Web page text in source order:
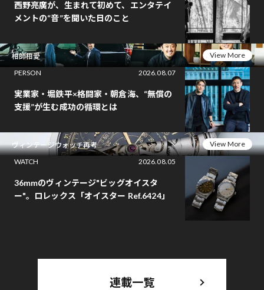
西野亮廣が、生まれて初めて、エンタテイ
メントの“音”を聞いた日のこと
相師相愛
View More
PERSON
2026.08.07
実業家・堀鉄平×格闘家・朝倉海、“無償の
支援”が生む成功の循環とは
ヴィンテージウォッチ再考
View More
WATCH
2026.08.05
36mmのヴィンテージ"ビッグオイスタ
ー"。ロレックス「オイスター Ref.6424」
連載一覧